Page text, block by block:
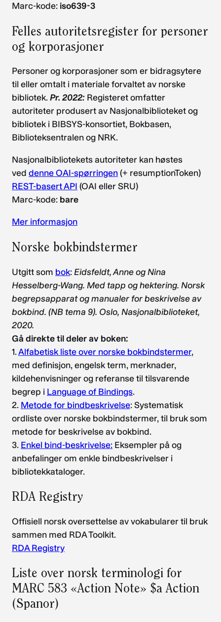
Marc-kode: iso639-3
Felles autoritetsregister for personer
og korporasjoner
Personer og korporasjoner som er bidragsytere
til eller omtalt i materiale forvaltet av norske
bibliotek.Pr. 2022: Registeret omfatter
autoriteter produsert av Nasjonalbiblioteket og
bibliotek i BIBSYS-konsortiet, Bokbasen,
Biblioteksentralen og NRK.
Nasjonalbibliotekets autoriteter kan høstes
ved denne OAI-spørringen(+ resumptionToken)
REST-basert API (OAI eller SRU)
Marc-kode: bare
Mer informasjon
Norske bokbindstermer
Utgitt som bok:Eidsfeldt, Anne og Nina
Hesselberg-Wang. Med tapp og hektering. Norsk
begrepsapparat og manualer for beskrivelse av
bokbind. (NB tema 9). Oslo, Nasjonalbiblioteket,
2020.
Gå direkte til deler av boken:
1.Alfabetisk liste over norske bokbindstermer,
med definisjon, engelsk term, merknader,
kildehenvisninger og referanse til tilsvarende
begrep i Language of Bindings.
2. Metode for bindbeskrivelse: Systematisk
ordliste over norske bokbindstermer, til bruk som
metode for beskrivelse av bokbind.
3. Enkel bind-beskrivelse: Eksempler på og
anbefalinger om enkle bindbeskrivelser i
bibliotekkataloger.
RDA Registry
Offisiell norsk oversettelse av vokabularer til bruk
sammen med RDA Toolkit.
RDA Registry
Liste over norsk terminologi for
MARC 583 «Action Note» $a Action
(Spanor)